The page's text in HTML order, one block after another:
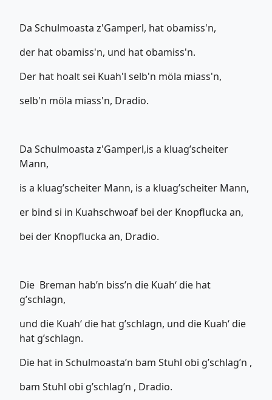
Da Schulmoasta z'Gamperl, hat obamiss'n,
der hat obamiss'n, und hat obamiss'n.
Der hat hoalt sei Kuah'l selb'n möla miass'n,
selb'n möla miass'n, Dradio.
Da Schulmoasta z'Gamperl,is a kluag’scheiter
Mann,
is a kluag’scheiter Mann, is a kluag’scheiter Mann,
er bind si in Kuahschwoaf bei der Knopflucka an,
bei der Knopflucka an, Dradio.
Die Breman hab’n biss’n die Kuah‘ die hat
g’schlagn,
und die Kuah‘ die hat g’schlagn, und die Kuah‘ die
hat g’schlagn.
Die hat in Schulmoasta’n bam Stuhl obi g’schlag’n ,
bam Stuhl obi g’schlag’n , Dradio.